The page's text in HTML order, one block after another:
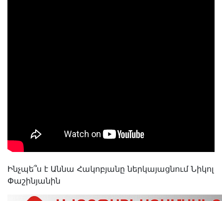
Ինչպե՞ս է Աննա Հակոբյանը ներկայացնում Նիկոլ
Փաշինյանին